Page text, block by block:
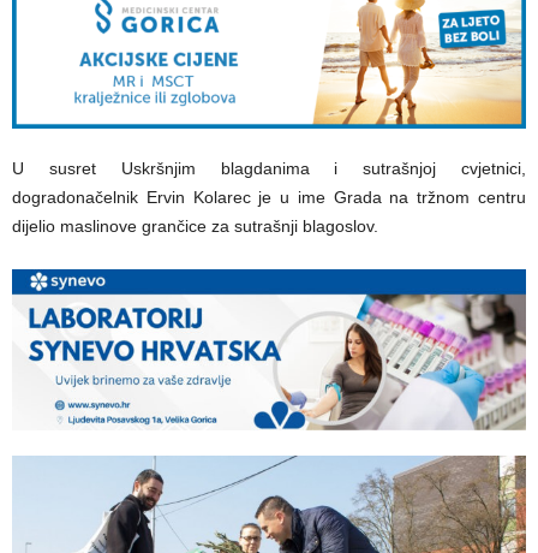
U susret Uskršnjim blagdanima i sutrašnjoj cvjetnici,
dogradonačelnik Ervin Kolarec je u ime Grada na tržnom centru
dijelio maslinove grančice za sutrašnji blagoslov.